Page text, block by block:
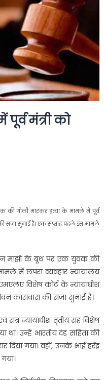
मंत्री को
की गोली मारकर हत्या के मामले में पूर्व
की सजा सुनाई है। एक सप्ताह पहले इस मामले
माझी के बूथ पर एक युवक की
में छपरा व्यवहार न्यायालय
विशेष कोर्ट के न्यायाधीश
कारावास की सजा सुनाई है।
सत्र न्यायाधीश तृतीय सह विशेष
था। उन्हें भारतीय दंड संहिता की
दिया गया। वहीं, उनके भाई हरेंद्र